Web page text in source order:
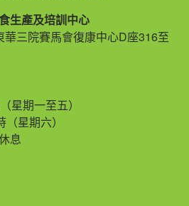
生產及培訓中心
華三院賽馬會復康中心D座316至
星期一至五）
星期六）
息